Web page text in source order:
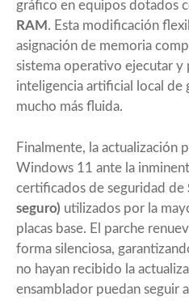
gráfico en equipos dotados
RAM . Esta modificación
asignación de memoria
sistema operativo ejecutar y
inteligencia artificial local de
mucho más fluida.
Finalmente, la actualización
Windows 11 ante la
certificados de seguridad de
seguro) utilizados por la
placas base. El parche
forma silenciosa,
no hayan recibido la
ensamblador puedan seguir